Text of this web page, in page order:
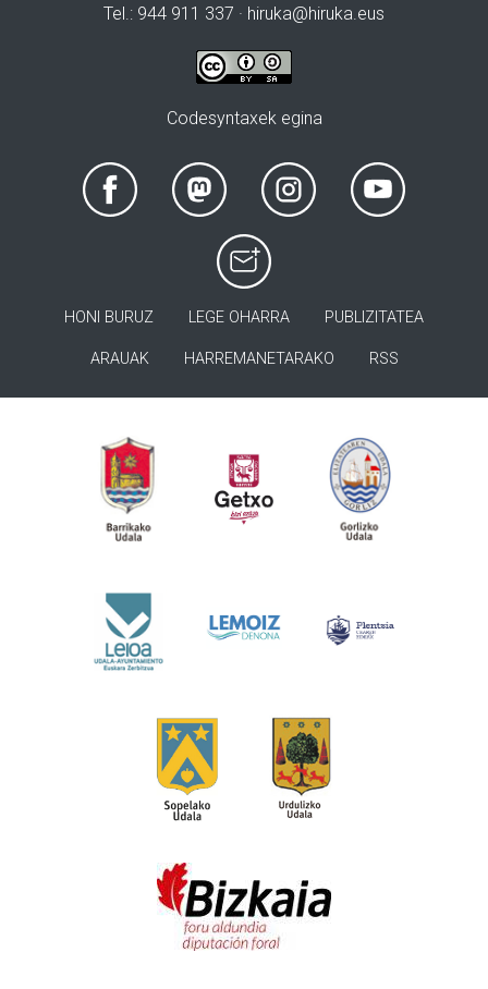
Tel.: 944 911 337 · hiruka@hiruka.eus
Codesyntaxek egina
HONI BURUZ LEGE OHARRA PUBLIZITATEA
ARAUAK HARREMANETARAKO RSS